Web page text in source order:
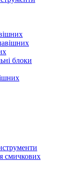
блоки
смичкових